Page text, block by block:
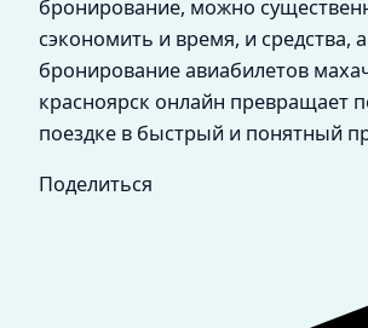
бронирование, можно
сэкономить и время, и средства, а
бронирование авиабилетов
красноярск онлайн превращает
поездке в быстрый и понятный
Поделиться